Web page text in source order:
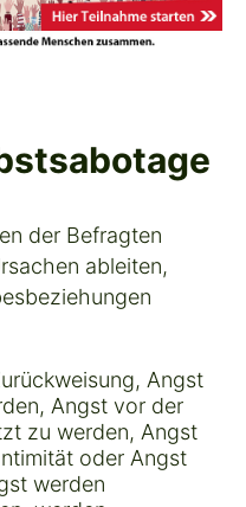
der Befragten
ableiten,
Angst
Angst vor der
zu werden, Angst
oder Angst
werden